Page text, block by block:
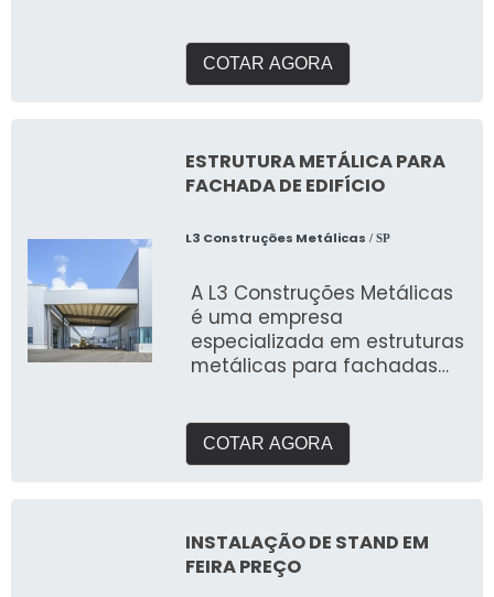
COTAR AGORA
ESTRUTURA METÁLICA PARA
FACHADA DE EDIFÍCIO
L3 Construções Metálicas / SP
A L3 Construções Metálicas
é uma empresa
especializada em estruturas
metálicas para fachadas
COTAR AGORA
INSTALAÇÃO DE STAND EM
FEIRA PREÇO